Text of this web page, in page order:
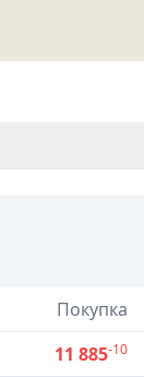
Покупка
11 885-10